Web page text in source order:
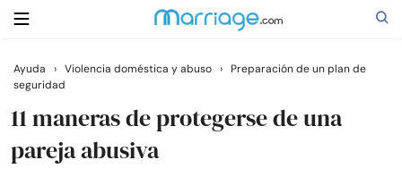
Buscar
Casarse
Ayuda › Violencia doméstica y abuso ›
Preparación de un plan de
seguridad
11 maneras de protegerse de una
pareja abusiva